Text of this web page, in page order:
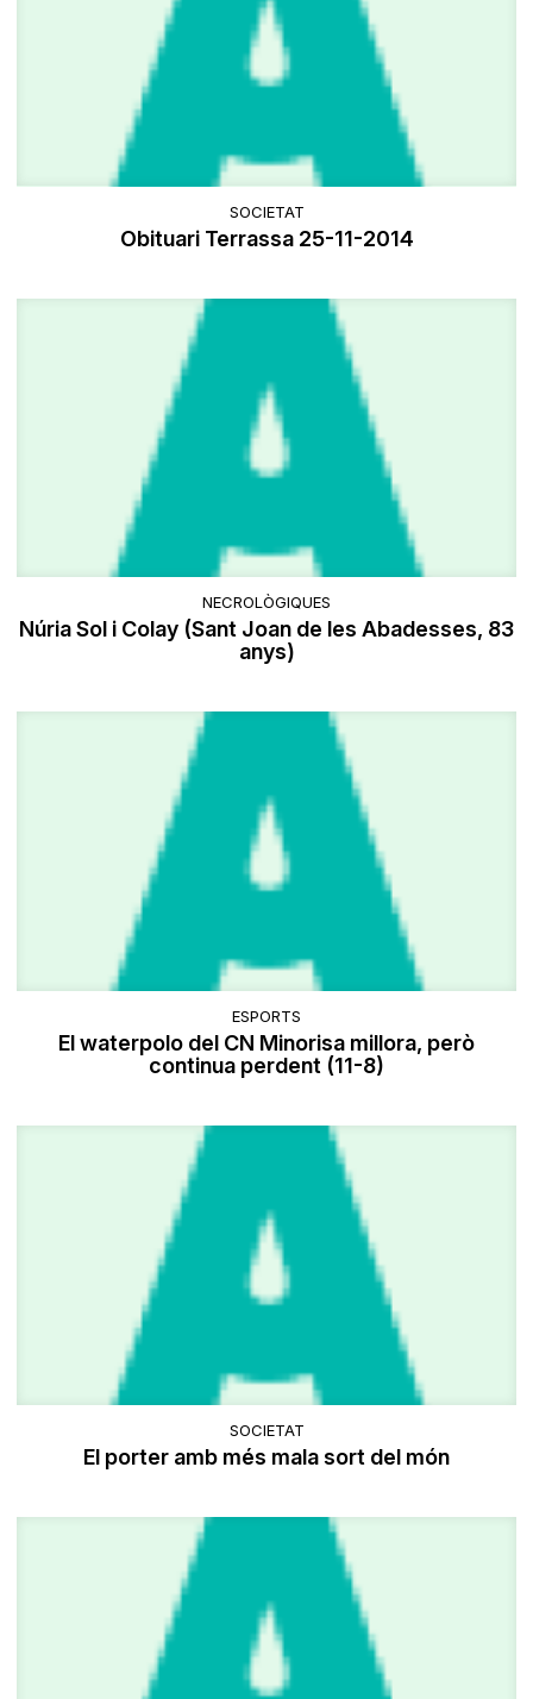
SOCIETAT
Obituari Terrassa 25-11-2014
NECROLÒGIQUES
Núria Sol i Colay (Sant Joan de les Abadesses, 83
anys)
ESPORTS
El waterpolo del CN Minorisa millora, però
continua perdent (11-8)
SOCIETAT
El porter amb més mala sort del món